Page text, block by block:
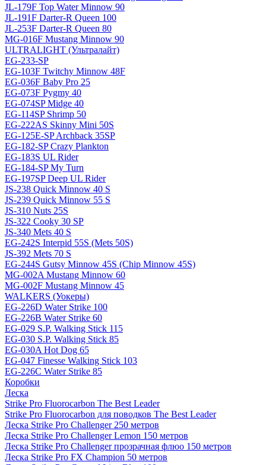
JL-179F Top Water Minnow 90
JL-191F Darter-R Queen 100
JL-253F Darter-R Queen 80
MG-016F Mustang Minnow 90
ULTRALIGHT (Ультралайт)
EG-233-SP
EG-103F Twitchy Minnow 48F
EG-036F Baby Pro 25
EG-073F Pygmy 40
EG-074SP Midge 40
EG-114SP Shrimp 50
EG-222AS Skinny Mini 50S
EG-125E-SP Archback 35SP
EG-182-SP Crazy Plankton
EG-183S UL Rider
EG-184-SP My Turn
EG-197SP Deep UL Rider
JS-238 Quick Minnow 40 S
JS-239 Quick Minnow 55 S
JS-310 Nuts 25S
JS-322 Cooky 30 SP
JS-340 Mets 40 S
EG-242S Interpid 55S (Mets 50S)
JS-392 Mets 70 S
EG-244S Gutsy Minnow 45S (Chip Minnow 45S)
MG-002A Mustang Minnow 60
MG-002F Mustang Minnow 45
WALKERS (Уокеры)
EG-226D Water Strike 100
EG-226B Water Strike 60
EG-029 S.P. Walking Stick 115
EG-030 S.P. Walking Stick 85
EG-030A Hot Dog 65
EG-047 Finesse Walking Stick 103
EG-226C Water Strike 85
Коробки
Леска
Strike Pro Fluorocarbon The Best Leader
Strike Pro Fluorocarbon для поводков The Best Leader
Леска Strike Pro Challenger 250 метров
Леска Strike Pro Challenger Lemon 150 метров
Леска Strike Pro Challenger прозрачная флюо 150 метров
Леска Strike Pro FX Champion 50 метров